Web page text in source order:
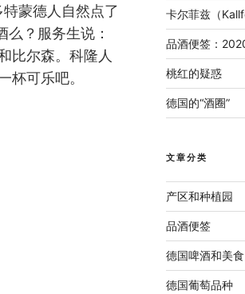
蒙德人自然点了
么？服务生说：
比尔森。科隆人
杯可乐吧。
卡尔菲兹（
品酒便签：
桃红的疑惑
德国的“酒圈”
文章分类
产区和种植园
品酒便签
德国啤酒和美食
德国葡萄品种